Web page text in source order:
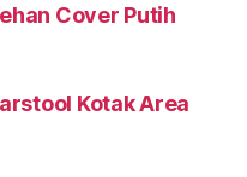
Cover Putih
Kotak Area